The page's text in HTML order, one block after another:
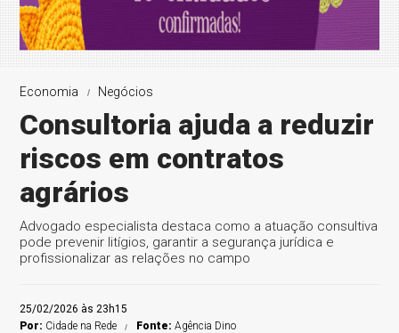
Economia Negócios
Consultoria ajuda a reduzir
riscos em contratos
agrários
Advogado especialista destaca como a atuação consultiva
pode prevenir litígios, garantir a segurança jurídica e
profissionalizar as relações no campo
25/02/2026 às 23h15
Por: Cidade na Rede Fonte:Agência Dino